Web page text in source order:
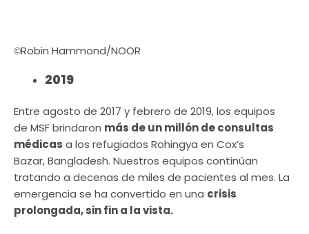
©Robin Hammond/NOOR
2019
Entre agosto de 2017 y febrero de 2019, los equipos
de MSF brindaron más de un millón de consultas
médicas a los refugiados Rohingya en Cox’s
Bazar, Bangladesh. Nuestros equipos continúan
tratando a decenas de miles de pacientes al mes. La
emergencia se ha convertido en una crisis
prolongada, sin fin a la vista.